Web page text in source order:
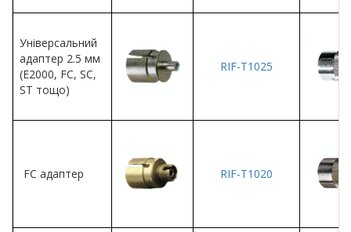
Універсальний
адаптер 2.5 мм
(Е2000, FC, SC,
ST тощо)
RIF-T1025
FC адаптер RIF-Т1020